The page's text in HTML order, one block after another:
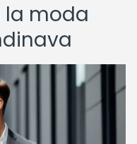
la moda